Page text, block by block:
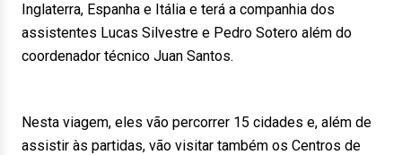
Inglaterra, Espanha e Itália e terá a companhia dos
assistentes Lucas Silvestre e Pedro Sotero além do
coordenador técnico Juan Santos.
Nesta viagem, eles vão percorrer 15 cidades e, além de
assistir às partidas, vão visitar também os Centros de